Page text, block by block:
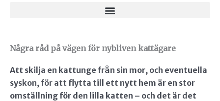
Några råd på vägen för nybliven kattägare
Att skilja en kattunge från sin mor, och eventuella
syskon, för att flytta till ett nytt hem är en stor
omställning för den lilla katten – och det är det